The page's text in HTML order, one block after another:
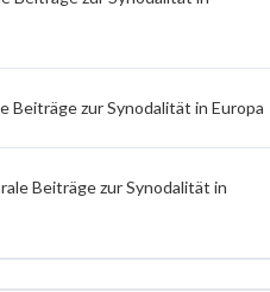
Beiträge zur Synodalität in Europa
Beiträge zur Synodalität in